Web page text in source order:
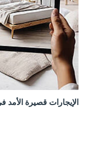
الإيجارات قصيرة الأمد